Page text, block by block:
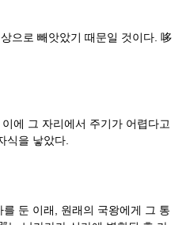
으로 빼앗았기 때문일 것이다. 哆
에 그 자리에서 주기가 어렵다고
식을 낳았다.
둔 이래, 원래의 국왕에게 그 통